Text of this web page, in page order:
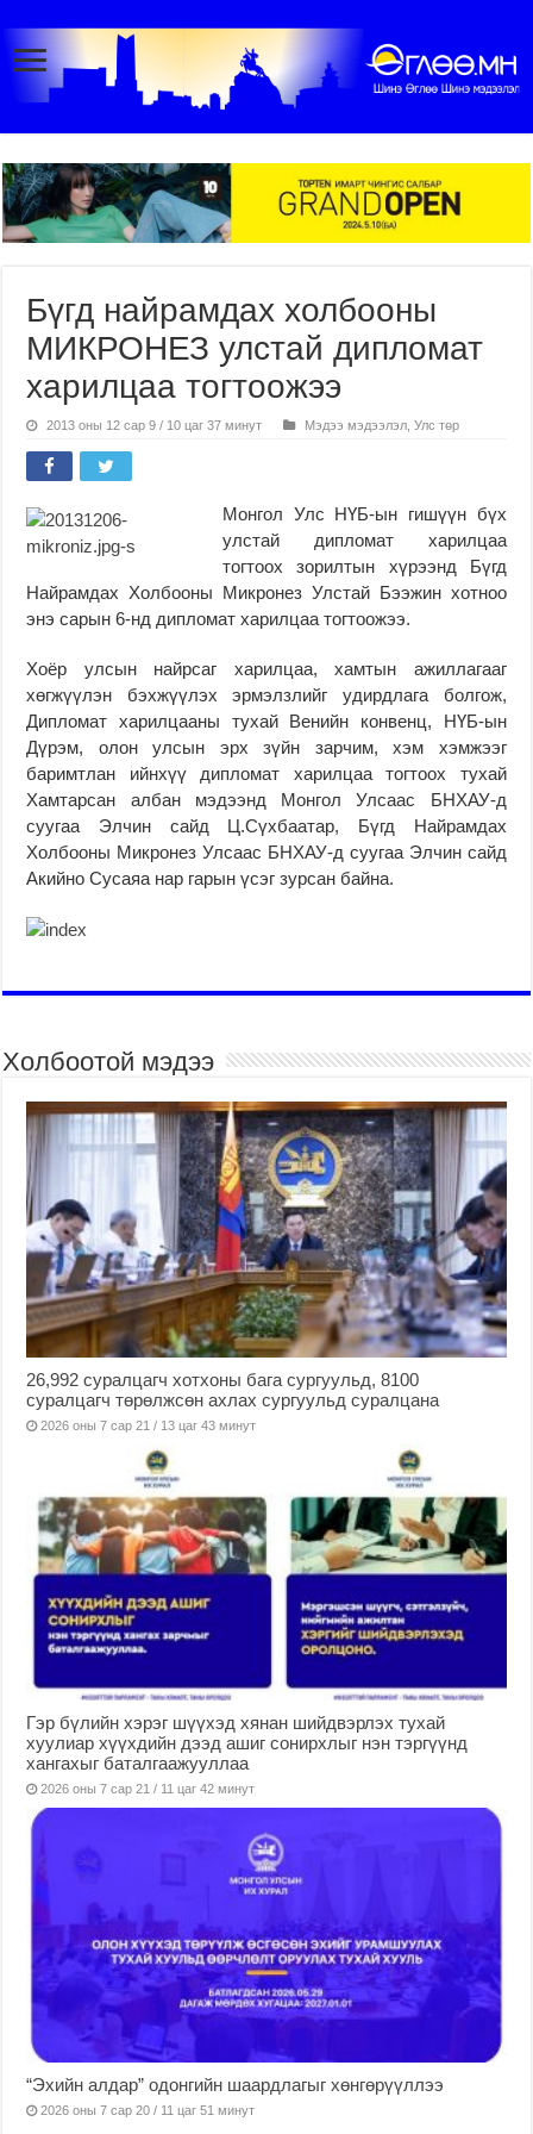
Бүгд найрамдах холбооны
МИКРОНЕЗ улстай дипломат
харилцаа тогтоожээ
2013 оны 12 сар 9 / 10 цаг 37 минут Мэдээ мэдээлэл ,Улс төр
Монгол Улс НҮБ-ын гишүүн бүх
улстай дипломат харилцаа
тогтоох зорилтын хүрээнд Бүгд
Найрамдах Холбооны Микронез Улстай Бээжин хотноо
энэ сарын 6-нд дипломат харилцаа тогтоожээ.
Хоёр улсын найрсаг харилцаа, хамтын ажиллагааг
хөгжүүлэн бэхжүүлэх эрмэлзлийг удирдлага болгож,
Дипломат харилцааны тухай Венийн конвенц, НҮБ-ын
Дүрэм, олон улсын эрх зүйн зарчим, хэм хэмжээг
баримтлан ийнхүү дипломат харилцаа тогтоох тухай
Хамтарсан албан мэдээнд Монгол Улсаас БНХАУ-д
суугаа Элчин сайд Ц.Сүхбаатар, Бүгд Найрамдах
Холбооны Микронез Улсаас БНХАУ-д суугаа Элчин сайд
Акийно Сусаяа нар гарын үсэг зурсан байна.
Холбоотой мэдээ
26,992 суралцагч хотхоны бага сургуульд, 8100
суралцагч төрөлжсөн ахлах сургуульд суралцана
2026 оны 7 сар 21 / 13 цаг 43 минут
Гэр бүлийн хэрэг шүүхэд хянан шийдвэрлэх тухай
хуулиар хүүхдийн дээд ашиг сонирхлыг нэн тэргүүнд
хангахыг баталгаажууллаа
2026 оны 7 сар 21 / 11 цаг 42 минут
“Эхийн алдар” одонгийн шаардлагыг хөнгөрүүллээ
2026 оны 7 сар 20 / 11 цаг 51 минут